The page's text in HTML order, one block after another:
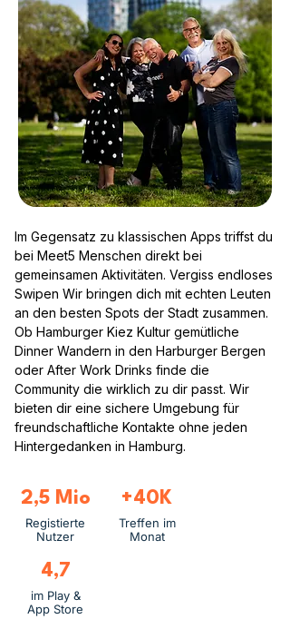
Im Gegensatz zu klassischen Apps triffst du
bei Meet5 Menschen direkt bei
gemeinsamen Aktivitäten. Vergiss endloses
Swipen Wir bringen dich mit echten Leuten
an den besten Spots der Stadt zusammen.
Ob Hamburger Kiez Kultur gemütliche
Dinner Wandern in den Harburger Bergen
oder After Work Drinks finde die
Community die wirklich zu dir passt. Wir
bieten dir eine sichere Umgebung für
freundschaftliche Kontakte ohne jeden
Hintergedanken in Hamburg.
2,5 Mio
Registierte
Nutzer
+40K
Treffen im
Monat
4,7
im Play &
App Store